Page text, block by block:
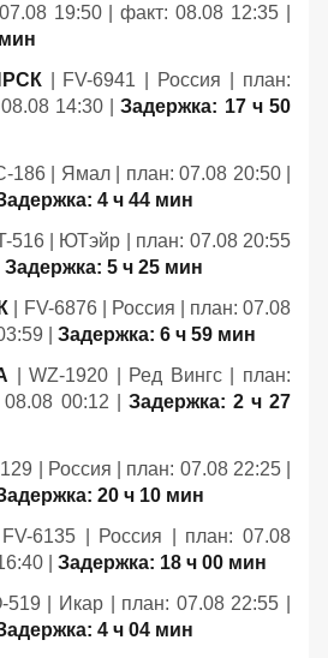
19:50 | факт: 08.08 12:35 |
| FV-6941 | Россия | план:
14:30 |Задержка: 17 ч 50
186 | Ямал | план: 07.08 20:50 |
4 ч 44 мин
516 | ЮТэйр | план: 07.08 20:55
Задержка: 5 ч 25 мин
| FV-6876 | Россия | план: 07.08
| Задержка: 6 ч 59 мин
| WZ-1920 | Ред Вингс | план:
00:12 | Задержка: 2 ч 27
| Россия | план: 07.08 22:25 |
20 ч 10 мин
6135 | Россия | план: 07.08
| Задержка: 18 ч 00 мин
519 | Икар | план: 07.08 22:55 |
4 ч 04 мин